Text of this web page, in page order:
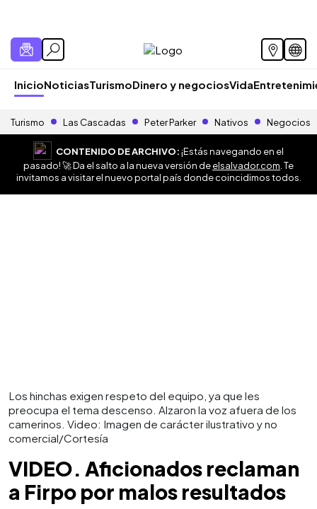
InicioNoticiasTurismoDinero y negociosVida
Turismo Las Cascadas Peter Parker Nativos Negocios
CONTENIDO DE ARCHIVO:¡Estás navegando en el
pasado! 🚀 Da el salto a la nueva versión deelsalvador.com . Te
invitamos a visitar el nuevo portal país donde coincidimos todos.
Los hinchas exigen respeto del equipo, ya que les
preocupa el tema descenso. Alzaron la voz afuera de los
camerinos. Video: Imagen de carácter ilustrativo y no
comercial/Cortesía
VIDEO. Aficionados reclaman
a Firpo por malos resultados